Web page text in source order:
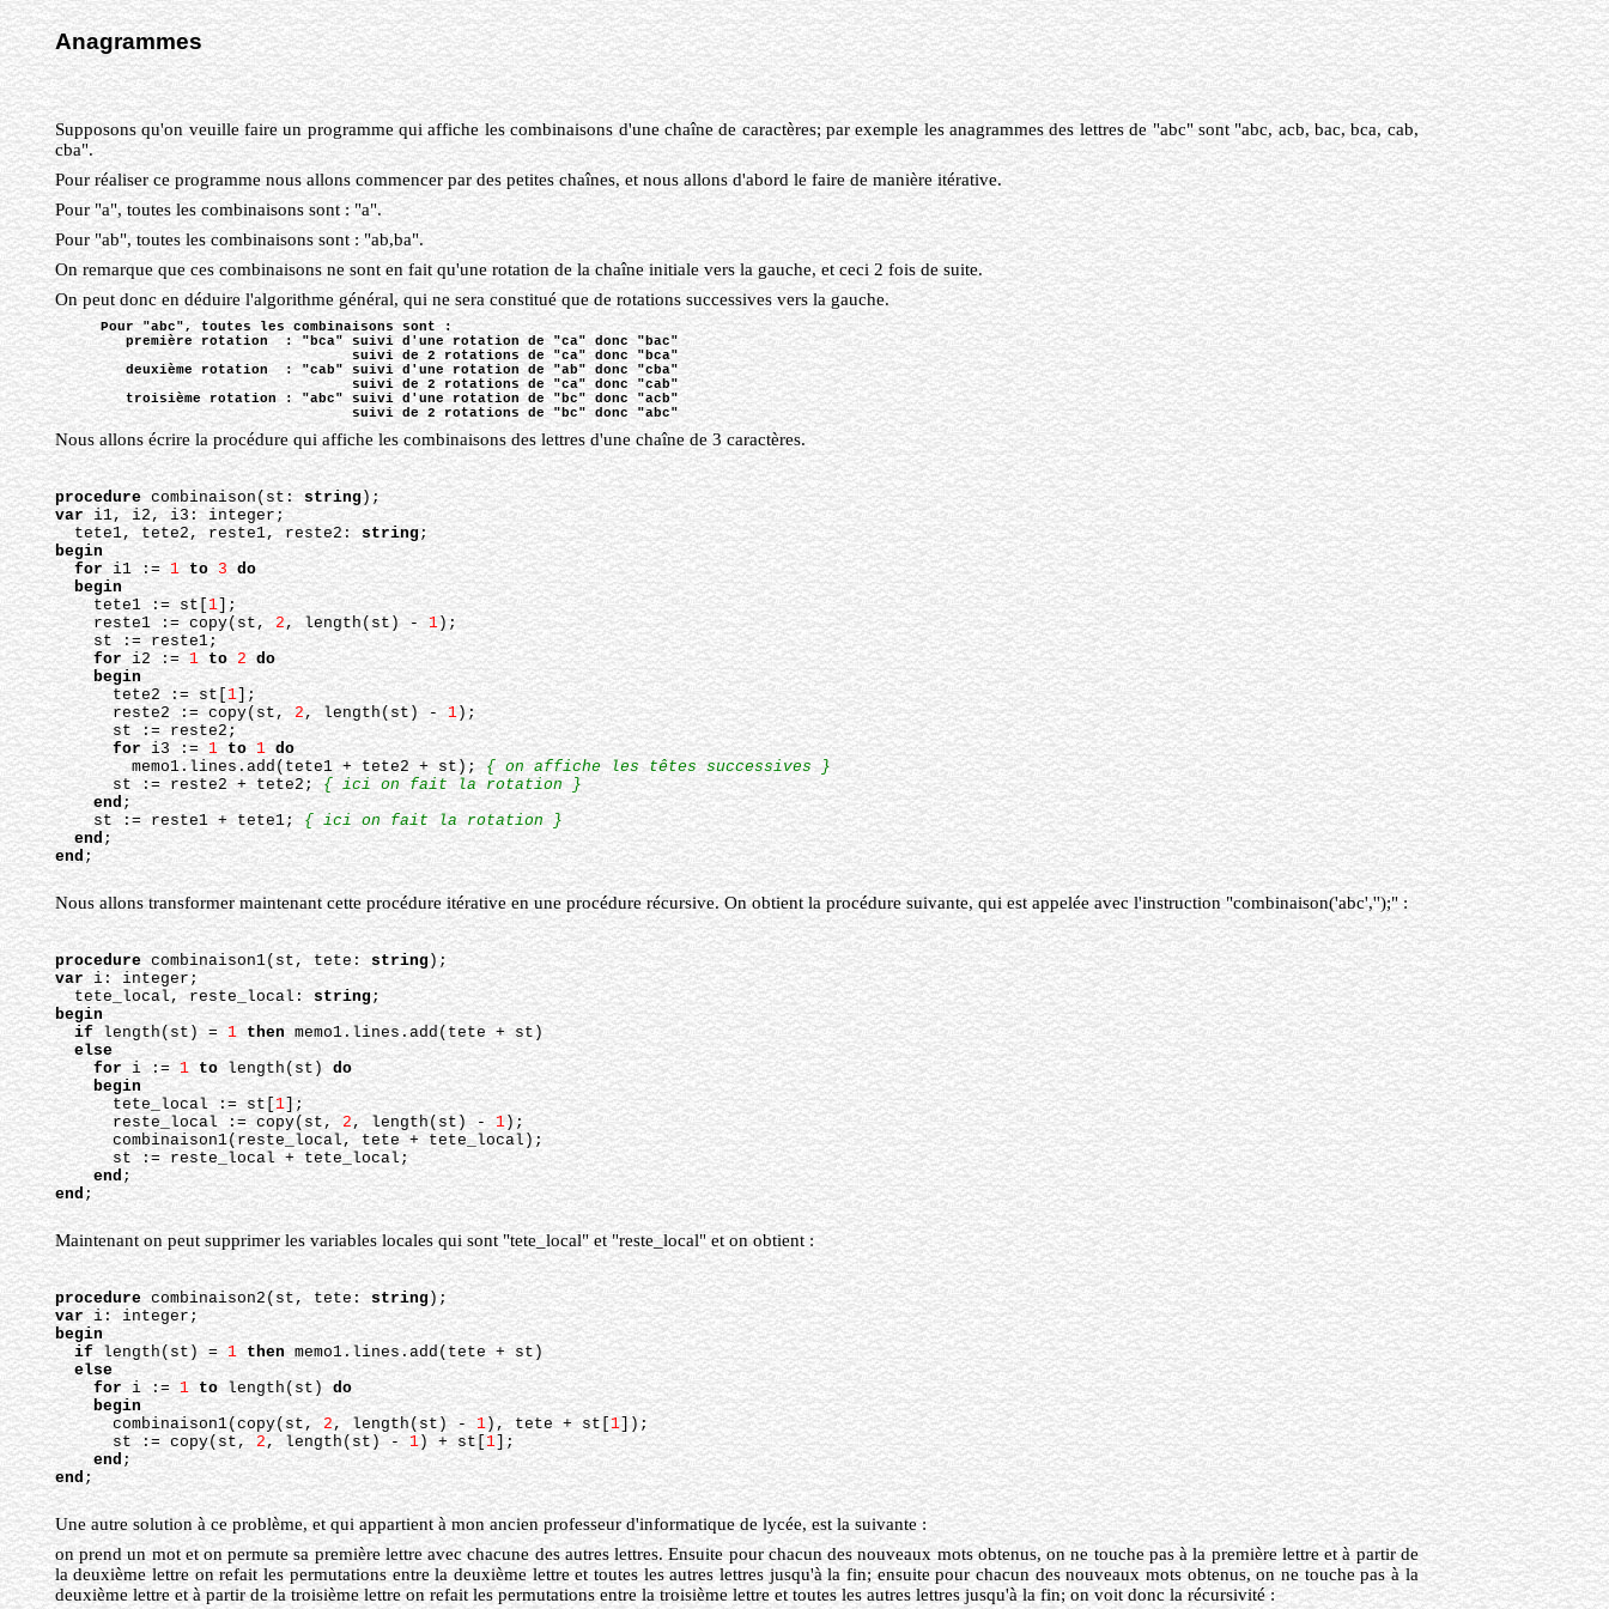
Anagrammes
Supposons qu'on veuille faire un programme qui affiche les combinaisons d'une chaîne de caractères; par exemple les anagrammes des lettres de "abc" sont "abc, acb, bac, bca, cab,
cba".
Pour réaliser ce programme nous allons commencer par des petites chaînes, et nous allons d'abord le faire de manière itérative.
Pour "a", toutes les combinaisons sont : "a".
Pour "ab", toutes les combinaisons sont : "ab,ba".
On remarque que ces combinaisons ne sont en fait qu'une rotation de la chaîne initiale vers la gauche, et ceci 2 fois de suite.
On peut donc en déduire l'algorithme général, qui ne sera constitué que de rotations successives vers la gauche.
Pour "abc", toutes les combinaisons sont :
première rotation
: "bca" suivi d'une rotation de "ca" donc "bac"
suivi de 2 rotations de "ca" donc "bca"
deuxième rotation
: "cab" suivi d'une rotation de "ab" donc "cba"
suivi de 2 rotations de "ca" donc "cab"
troisième rotation : "abc" suivi d'une rotation de "bc" donc "acb"
suivi de 2 rotations de "bc" donc "abc"
Nous allons écrire la procédure qui affiche les combinaisons des lettres d'une chaîne de 3 caractères.
procedure combinaison(st: string);
var i1, i2, i3: integer;
tete1, tete2, reste1, reste2: string;
begin
for i1 := 1 to 3 do
begin
tete1 := st[1];
reste1 := copy(st, 2, length(st) - 1);
st := reste1;
for i2 := 1 to 2 do
begin
tete2 := st[1];
reste2 := copy(st, 2, length(st) - 1);
st := reste2;
for i3 := 1 to 1 do
memo1.lines.add(tete1 + tete2 + st); { on affiche les têtes successives }
st := reste2 + tete2; { ici on fait la rotation }
end;
st := reste1 + tete1; { ici on fait la rotation }
end;
end;
Nous allons transformer maintenant cette procédure itérative en une procédure récursive. On obtient la procédure suivante, qui est appelée avec l'instruction "combinaison('abc','');" :
procedure combinaison1(st, tete: string);
var i: integer;
tete_local, reste_local: string;
begin
if length(st) = 1 then memo1.lines.add(tete + st)
else
for i := 1 to length(st) do
begin
tete_local := st[1];
reste_local := copy(st, 2 , length(st) - 1);
combinaison1(reste_local, tete + tete_local);
st := reste_local + tete_local;
end;
end;
Maintenant on peut supprimer les variables locales qui sont "tete_local" et "reste_local" et on obtient :
procedure combinaison2(st, tete: string);
var i: integer;
begin
if length(st) = 1 then memo1.lines.add(tete + st)
else
for i := 1 to length(st) do
begin
combinaison1(copy(st, 2, length(st) - 1), tete + st[ 1]);
st := copy(st, 2, length(st) - 1) + st[1];
end ;
end ;
Une autre solution à ce problème, et qui appartient à mon ancien professeur d'informatique de lycée, est la suivante :
on prend un mot et on permute sa première lettre avec chacune des autres lettres. Ensuite pour chacun des nouveaux mots obtenus, on ne touche pas à la première lettre et à partir de
la deuxième lettre on refait les permutations entre la deuxième lettre et toutes les autres lettres jusqu'à la fin; ensuite pour chacun des nouveaux mots obtenus, on ne touche pas à la
deuxième lettre et à partir de la troisième lettre on refait les permutations entre la troisième lettre et toutes les autres lettres jusqu'à la fin; on voit donc la récursivité :